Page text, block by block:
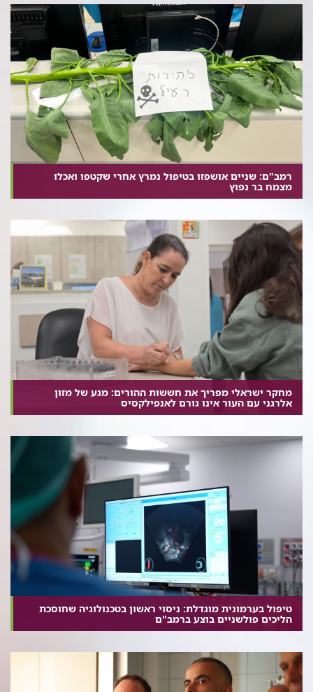
רמב"ם: שניים אושפזו בטיפול נמרץ אחרי שקטפו ואכלו
מצמח בר נפוץ
מחקר ישראלי מפריך את חששות ההורים: מגע של מזון
אלרגני עם העור אינו גורם לאנפילקסיס
טיפול בערמונית מוגדלת: ניסוי ראשון בטכנולוגיה שחוסכת
הליכים פולשניים בוצע ברמב"ם